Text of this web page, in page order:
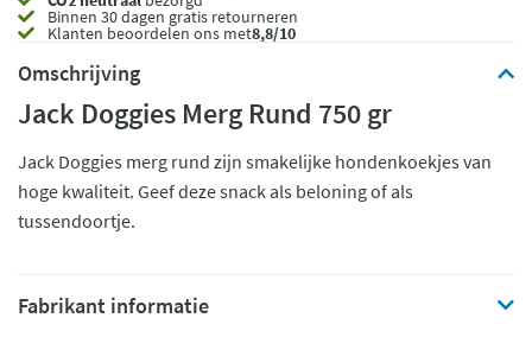
Binnen 30 dagen gratis retourneren
Klanten beoordelen ons met8,8/10
Omschrijving
Jack Doggies Merg Rund 750 gr
Jack Doggies merg rund zijn smakelijke hondenkoekjes van
hoge kwaliteit. Geef deze snack als beloning of als
tussendoortje.
Fabrikant informatie